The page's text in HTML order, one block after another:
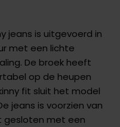
jeans is uitgevoerd in
met een lichte
De broek heeft
op de heupen
fit sluit het model
jeans is voorzien van
gesloten met een